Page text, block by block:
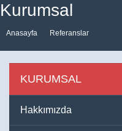
Kurumsal
Anasayfa Referanslar
KURUMSAL
Hakkımızda